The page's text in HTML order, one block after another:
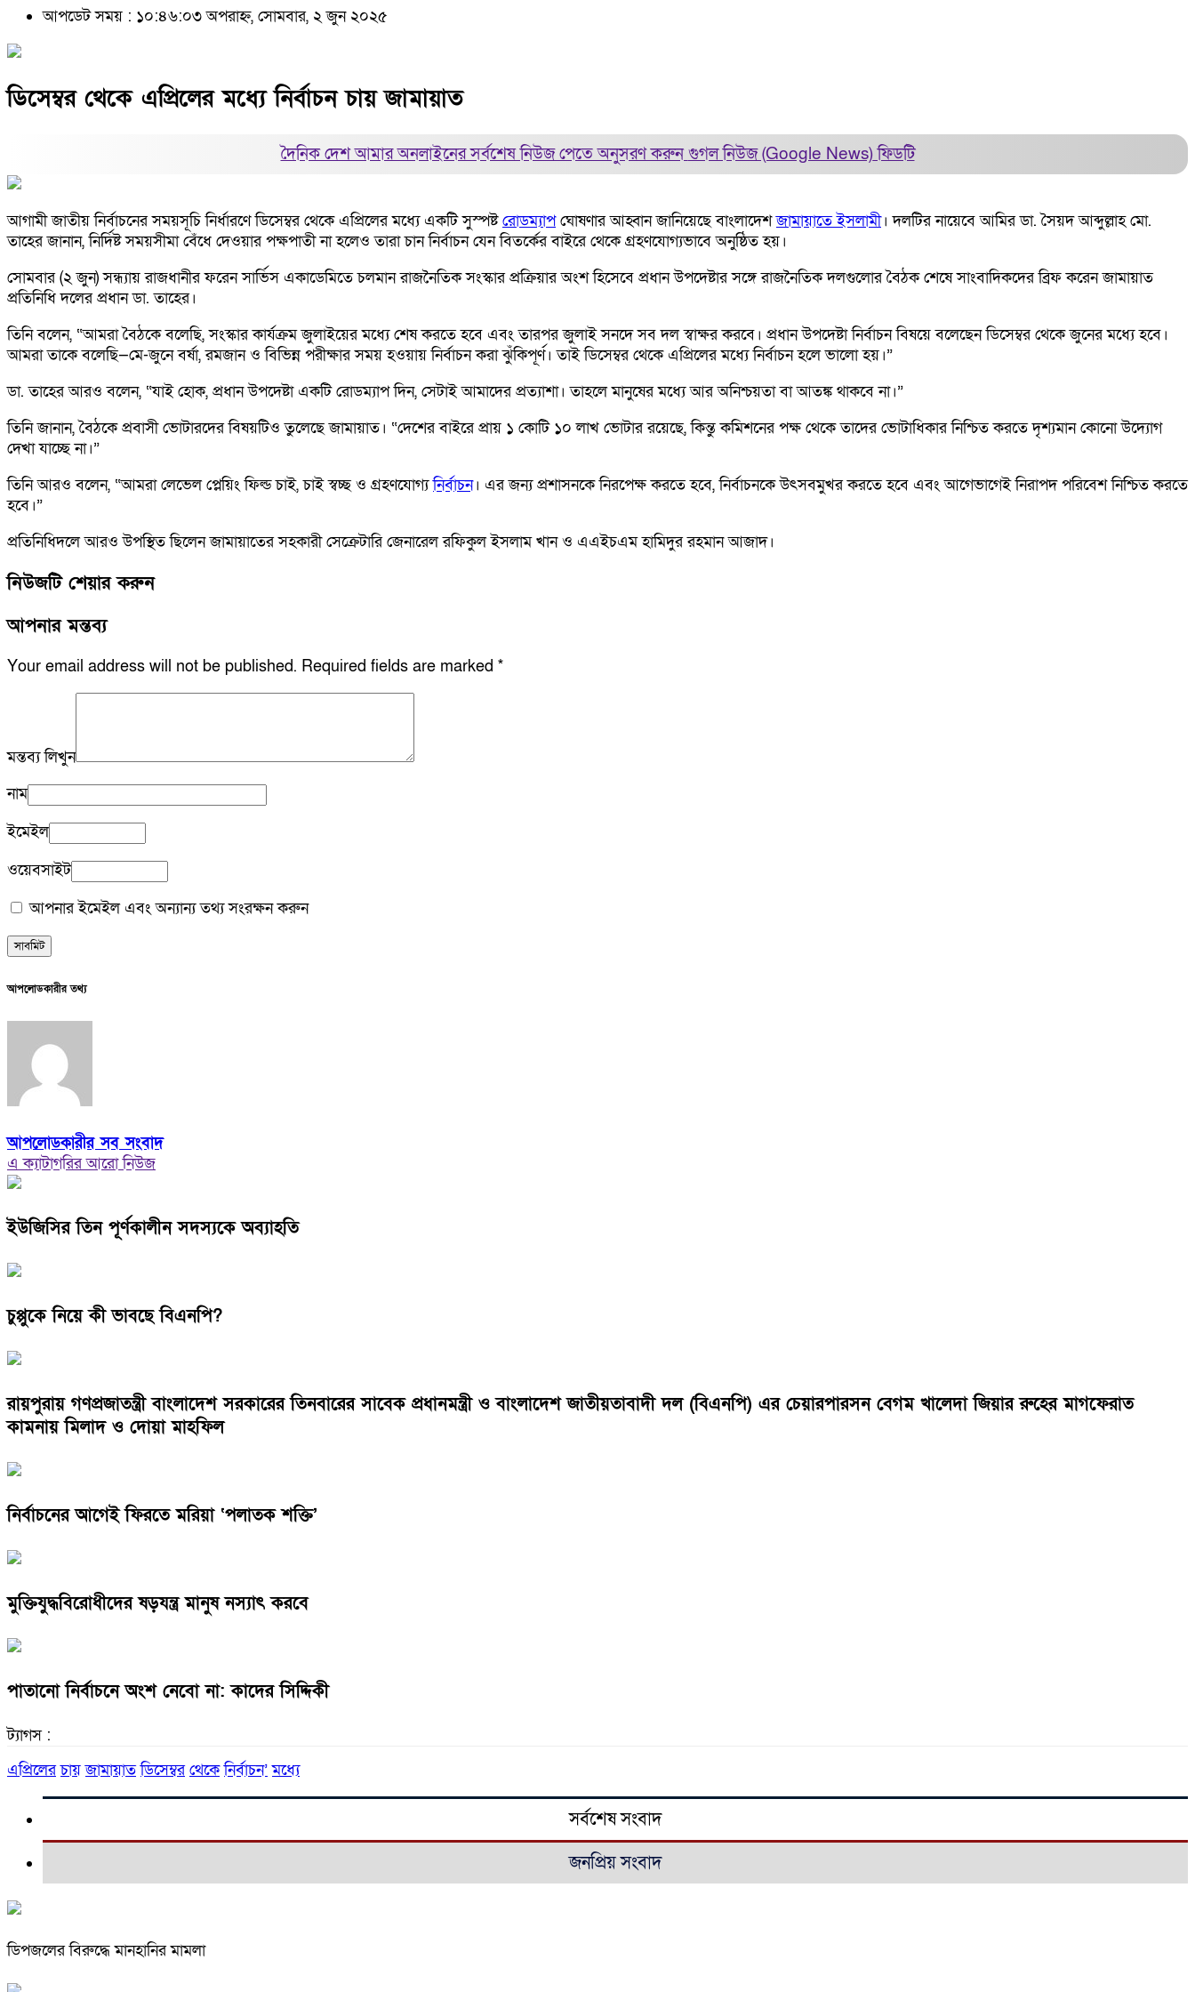
আপডেট সময় : ১০:৪৬:০৩ অপরাহ্ন, সোমবার, ২ জুন ২০২৫
ডিসেম্বর থেকে এপ্রিলের মধ্যে নির্বাচন চায় জামায়াত
দৈনিক দেশ আমার অনলাইনের সর্বশেষ নিউজ পেতে অনুসরণ করুনগুগল নিউজ (Google News)ফিডটি
আগামী জাতীয় নির্বাচনের সময়সূচি নির্ধারণে ডিসেম্বর থেকে এপ্রিলের মধ্যে একটি সুস্পষ্টরোডম্যাপঘোষণার আহ্বান জানিয়েছে বাংলাদেশজামায়াতে ইসলামী। দলটির নায়েবে আমির ডা. সৈয়দ আব্দুল্লাহ মো.
তাহের জানান, নির্দিষ্ট সময়সীমা বেঁধে দেওয়ার পক্ষপাতী না হলেও তারা চান নির্বাচন যেন বিতর্কের বাইরে থেকে গ্রহণযোগ্যভাবে অনুষ্ঠিত হয়।
সোমবার (২ জুন) সন্ধ্যায় রাজধানীর ফরেন সার্ভিস একাডেমিতে চলমান রাজনৈতিক সংস্কার প্রক্রিয়ার অংশ হিসেবে প্রধান উপদেষ্টার সঙ্গে রাজনৈতিক দলগুলোর বৈঠক শেষে সাংবাদিকদের ব্রিফ করেন জামায়াত
প্রতিনিধি দলের প্রধান ডা. তাহের।
তিনি বলেন, “আমরা বৈঠকে বলেছি, সংস্কার কার্যক্রম জুলাইয়ের মধ্যে শেষ করতে হবে এবং তারপর জুলাই সনদে সব দল স্বাক্ষর করবে। প্রধান উপদেষ্টা নির্বাচন বিষয়ে বলেছেন ডিসেম্বর থেকে জুনের মধ্যে হবে।
আমরা তাকে বলেছি—মে-জুনে বর্ষা, রমজান ও বিভিন্ন পরীক্ষার সময় হওয়ায় নির্বাচন করা ঝুঁকিপূর্ণ। তাই ডিসেম্বর থেকে এপ্রিলের মধ্যে নির্বাচন হলে ভালো হয়।”
ডা. তাহের আরও বলেন, “যাই হোক, প্রধান উপদেষ্টা একটি রোডম্যাপ দিন, সেটাই আমাদের প্রত্যাশা। তাহলে মানুষের মধ্যে আর অনিশ্চয়তা বা আতঙ্ক থাকবে না।”
তিনি জানান, বৈঠকে প্রবাসী ভোটারদের বিষয়টিও তুলেছে জামায়াত। “দেশের বাইরে প্রায় ১ কোটি ১০ লাখ ভোটার রয়েছে, কিন্তু কমিশনের পক্ষ থেকে তাদের ভোটাধিকার নিশ্চিত করতে দৃশ্যমান কোনো উদ্যোগ
দেখা যাচ্ছে না।”
তিনি আরও বলেন, “আমরা লেভেল প্লেয়িং ফিল্ড চাই, চাই স্বচ্ছ ও গ্রহণযোগ্যনির্বাচন। এর জন্য প্রশাসনকে নিরপেক্ষ করতে হবে, নির্বাচনকে উৎসবমুখর করতে হবে এবং আগেভাগেই নিরাপদ পরিবেশ নিশ্চিত করতে
হবে।”
প্রতিনিধিদলে আরও উপস্থিত ছিলেন জামায়াতের সহকারী সেক্রেটারি জেনারেল রফিকুল ইসলাম খান ও এএইচএম হামিদুর রহমান আজাদ।
নিউজটি শেয়ার করুন
আপনার মন্তব্য
Your email address will not be published. Required fields are marked *
মন্তব্য লিখুন
নাম
ইমেইল
ওয়েবসাইট
আপনার ইমেইল এবং অন্যান্য তথ্য সংরক্ষন করুন
আপলোডকারীর তথ্য
আপলোডকারীর সব সংবাদ
এ ক্যাটাগরির আরো নিউজ
ইউজিসির তিন পূর্ণকালীন সদস্যকে অব্যাহতি
চুপ্পুকে নিয়ে কী ভাবছে বিএনপি?
রায়পুরায় গণপ্রজাতন্ত্রী বাংলাদেশ সরকারের তিনবারের সাবেক প্রধানমন্ত্রী ও বাংলাদেশ জাতীয়তাবাদী দল (বিএনপি) এর চেয়ারপারসন বেগম খালেদা জিয়ার রুহের মাগফেরাত
কামনায় মিলাদ ও দোয়া মাহফিল
নির্বাচনের আগেই ফিরতে মরিয়া ‘পলাতক শক্তি’
মুক্তিযুদ্ধবিরোধীদের ষড়যন্ত্র মানুষ নস্যাৎ করবে
পাতানো নির্বাচনে অংশ নেবো না: কাদের সিদ্দিকী
ট্যাগস :
এপ্রিলের চায় জামায়াত ডিসেম্বর থেকে নির্বাচন’ মধ্যে
সর্বশেষ সংবাদ
জনপ্রিয় সংবাদ
ডিপজলের বিরুদ্ধে মানহানির মামলা